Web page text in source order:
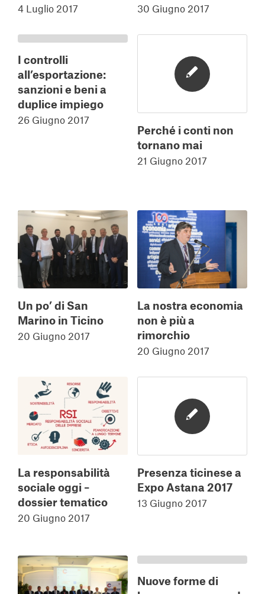
4 Luglio 2017 30 Giugno 2017
I controlli
all’esportazione:
sanzioni e beni a
duplice impiego
26 Giugno 2017
Perché i conti non
tornano mai
21 Giugno 2017
Un po’ di San
Marino in Ticino
20 Giugno 2017
La nostra economia
non è più a
rimorchio
20 Giugno 2017
La responsabilità
sociale oggi –
dossier tematico
20 Giugno 2017
Presenza ticinese a
Expo Astana 2017
13 Giugno 2017
Nuove forme di